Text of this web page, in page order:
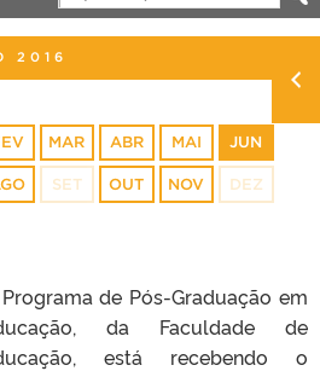
Canais
2016
MAR ABR MAI JUN
SET OUT NOV DEZ
de Pós-Graduação em
da Faculdade de
está recebendo o